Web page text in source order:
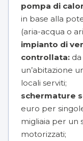
pompa di
in base alla
(aria-acqua o
impianto di
controllata:
un’abitazione
locali serviti;
schermature
euro per
migliaia per un
motorizzati;